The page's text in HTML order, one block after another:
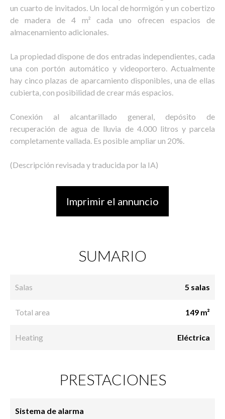
un cuarto de invitados. Un local de hormigón y un cobertizo
de madera de 4 m² cada uno ofrecen espacios de
almacenamiento adicionales.
La propiedad dispone de dos entradas independientes, cada
una con portón automático y videoportero. Actualmente
hay cinco plazas de aparcamiento disponibles, una de ellas
cubierta, con posibilidad de crear más espacios.
Conexión al alcantarillado general, depósito de
recuperación de agua de lluvia de 4.000 litros y parcela
completamente vallada. Es posible ampliar un 20%.
(Descripción revisada y traducida por la IA)
Imprimir el annuncio
SUMARIO
Salas 5 salas
Total area 149 m²
Heating Eléctrica
PRESTACIONES
Sistema de alarma